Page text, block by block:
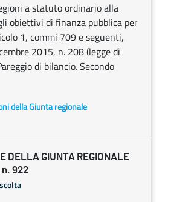
a statuto ordinario alla
obiettivi di finanza pubblica per
1, commi 709 e seguenti,
2015, n. 208 (legge di
di bilancio. Secondo
della Giunta regionale
DELLA GIUNTA REGIONALE
n. 922